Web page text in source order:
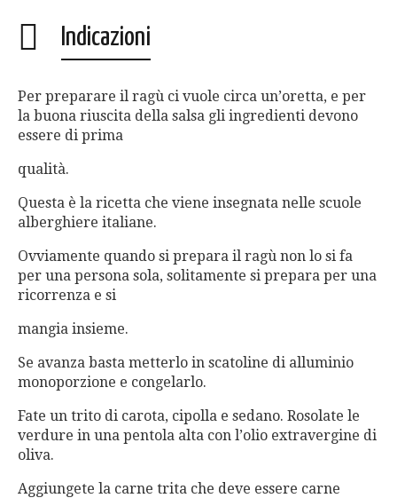
Indicazioni
Per preparare il ragù ci vuole circa un’oretta, e per
la buona riuscita della salsa gli ingredienti devono
essere di prima
qualità.
Questa è la ricetta che viene insegnata nelle scuole
alberghiere italiane.
Ovviamente quando si prepara il ragù non lo si fa
per una persona sola, solitamente si prepara per una
ricorrenza e si
mangia insieme.
Se avanza basta metterlo in scatoline di alluminio
monoporzione e congelarlo.
Fate un trito di carota, cipolla e sedano. Rosolate le
verdure in una pentola alta con l’olio extravergine di
oliva.
Aggiungete la carne trita che deve essere carne